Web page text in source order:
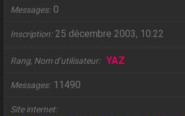
Messages 0
Inscription 25 décembre 2003, 10:22
Rang, Nom d’utilisateur YAZ
Messages 11490
Site internet